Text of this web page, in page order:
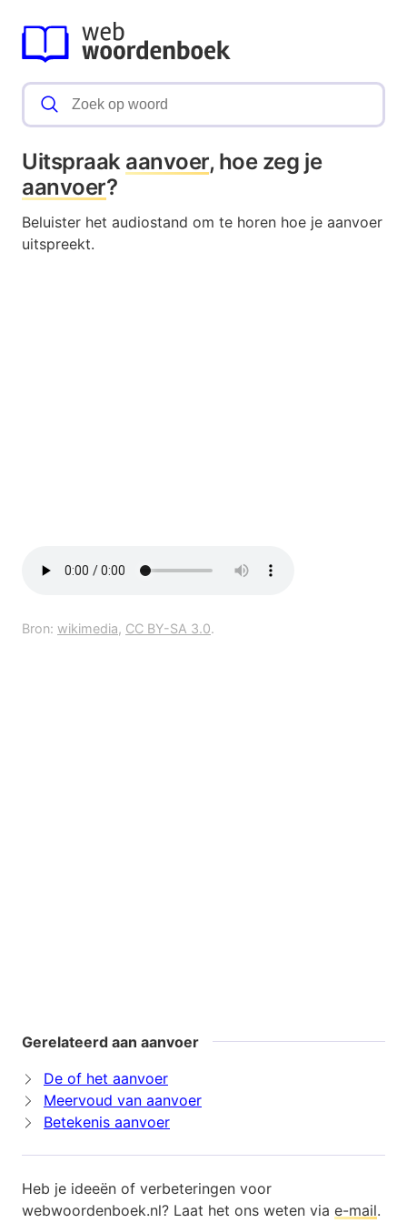
Uitspraak aanvoer, hoe zeg je
aanvoer?
Beluister het audiostand om te horen hoe je aanvoer
uitspreekt.
Bron: wikimedia, CC BY-SA 3.0.
Gerelateerd aan aanvoer
De of het aanvoer
Meervoud van aanvoer
Betekenis aanvoer
Heb je ideeën of verbeteringen voor
webwoordenboek.nl? Laat het ons weten via e-mail.